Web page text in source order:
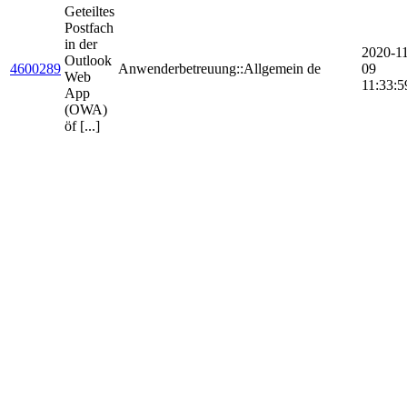
4600289
Geteiltes
Postfach
in der
Outlook
Web
App
(OWA)
öf [...]
Anwenderbetreuung::Allgemein de
2020-
09